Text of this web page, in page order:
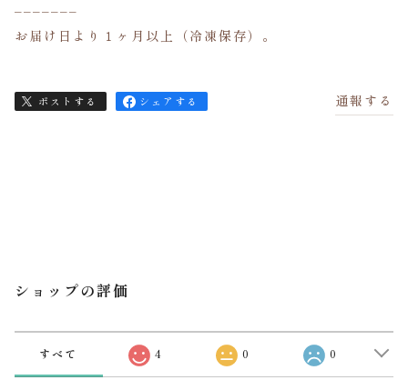
–––––––
お届け日より１ヶ月以上（冷凍保存）。
通報する
ポストする シェアする
ショップの評価
すべて 4 0 0